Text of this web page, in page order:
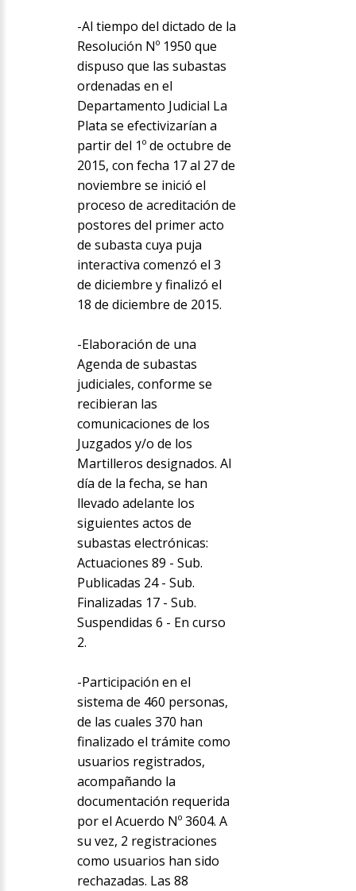
-Al tiempo del dictado de la
Resolución Nº 1950 que
dispuso que las subastas
ordenadas en el
Departamento Judicial La
Plata se efectivizarían a
partir del 1º de octubre de
2015, con fecha 17 al 27 de
noviembre se inició el
proceso de acreditación de
postores del primer acto
de subasta cuya puja
interactiva comenzó el 3
de diciembre y finalizó el
18 de diciembre de 2015.
-Elaboración de una
Agenda de subastas
judiciales, conforme se
recibieran las
comunicaciones de los
Juzgados y/o de los
Martilleros designados. Al
día de la fecha, se han
llevado adelante los
siguientes actos de
subastas electrónicas:
Actuaciones 89 - Sub.
Publicadas 24 - Sub.
Finalizadas 17 - Sub.
Suspendidas 6 - En curso
2.
-Participación en el
sistema de 460 personas,
de las cuales 370 han
finalizado el trámite como
usuarios registrados,
acompañando la
documentación requerida
por el Acuerdo Nº 3604. A
su vez, 2 registraciones
como usuarios han sido
rechazadas. Las 88